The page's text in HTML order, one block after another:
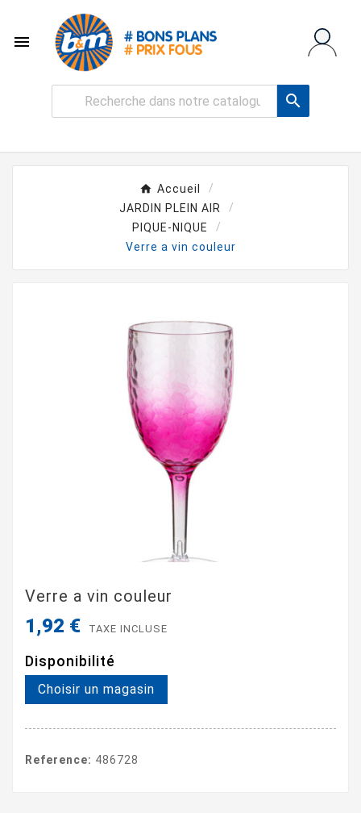


Accueil
JARDIN PLEIN AIR
PIQUE-NIQUE
Verre a vin couleur
Verre a vin couleur
1,92 € TAXE INCLUSE
Disponibilité
Choisir un magasin
Reference: 486728